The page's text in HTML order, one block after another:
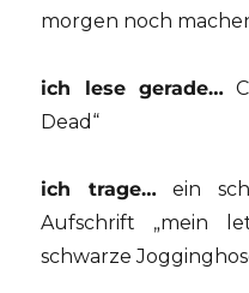
morgen noch
ich lese gerade…
Dead“
ich trage…ein
Aufschrift „mein
schwarze